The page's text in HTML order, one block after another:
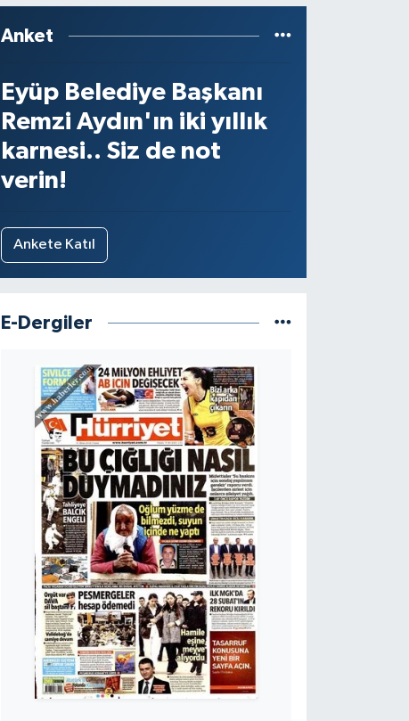
Anket
Eyüp Belediye Başkanı
Remzi Aydın'ın iki yıllık
karnesi.. Siz de not
verin!
Ankete Katıl
E-Dergiler